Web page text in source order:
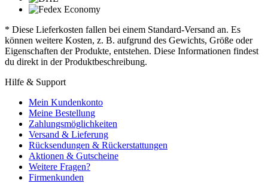
* Diese Lieferkosten fallen bei einem Standard-Versand an. Es
können weitere Kosten, z. B. aufgrund des Gewichts, Größe oder
Eigenschaften der Produkte, entstehen. Diese Informationen findest
du direkt in der Produktbeschreibung.
Hilfe & Support
Mein Kundenkonto
Meine Bestellung
Zahlungsmöglichkeiten
Versand & Lieferung
Rücksendungen & Rückerstattungen
Aktionen & Gutscheine
Weitere Fragen?
Firmenkunden